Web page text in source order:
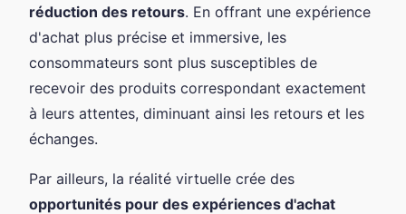
réduction des retours. En offrant une expérience
d'achat plus précise et immersive, les
consommateurs sont plus susceptibles de
recevoir des produits correspondant exactement
à leurs attentes, diminuant ainsi les retours et les
échanges.
Par ailleurs, la réalité virtuelle crée des
opportunités pour des expériences d'achat